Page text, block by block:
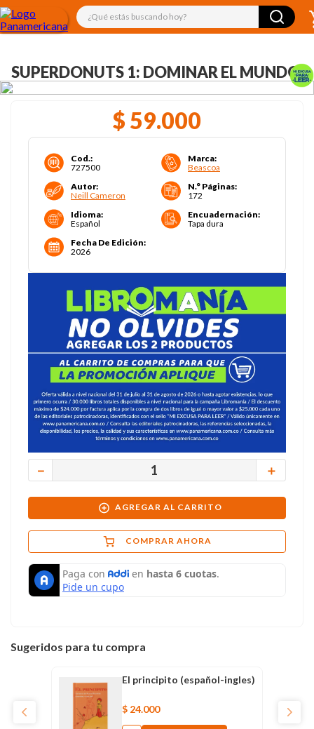
¿Qué estás buscando hoy?
SUPERDONUTS 1: DOMINAR EL MUNDO
$ 59.000
Cod.:
727500
Marca:
Beascoa
Autor:
Neill Cameron
N.° Páginas:
172
Idioma:
Español
Encuadernación:
Tapa dura
Fecha De Edición:
2026
＋
－
AGREGAR AL CARRITO
COMPRAR AHORA
Sugeridos para tu compra
El principito (español-ingles)
$ 24.000